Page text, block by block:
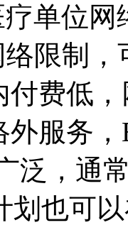
位网络
络限制
付费低
外服务
泛，通
划也可